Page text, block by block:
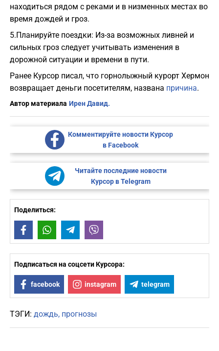
находиться рядом с реками и в низменных местах во
время дождей и гроз.
5.Планируйте поездки: Из-за возможных ливней и
сильных гроз следует учитывать изменения в
дорожной ситуации и времени в пути.
Ранее Курсор писал, что горнолыжный курорт Хермон
возвращает деньги посетителям, названа причина.
Автор материала Ирен Давид.
Комментируйте новости Курсор
в Facebook
Читайте последние новости
Курсор в Telegram
Поделиться:
FacebookWhatsAppTelegram
Подписаться на соцсети Курсора:
facebook instagram telegram
ТЭГИ: дождь прогнозы